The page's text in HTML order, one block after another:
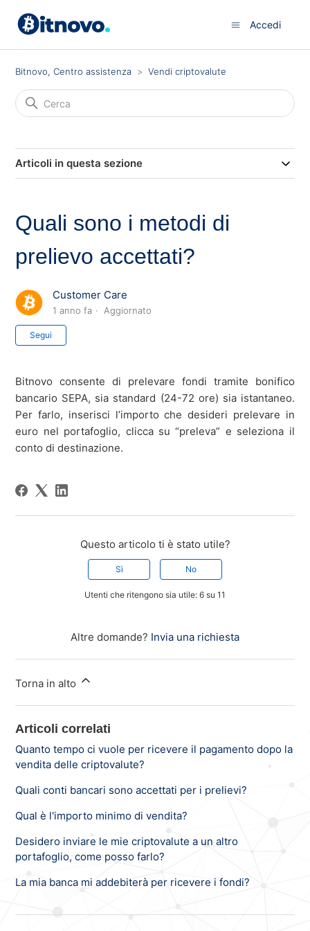
Accedi
Bitnovo, Centro assistenza Vendi criptovalute
Articoli in questa sezione
Quali sono i metodi di
prelievo accettati?
Customer Care
1 anno fa Aggiornato
Segui
Bitnovo consente di prelevare fondi tramite bonifico
bancario SEPA, sia standard (24-72 ore) sia istantaneo.
Per farlo, inserisci l’importo che desideri prelevare in
euro nel portafoglio, clicca su “preleva” e seleziona il
conto di destinazione.
Questo articolo ti è stato utile?
Sì No
Utenti che ritengono sia utile: 6 su 11
Altre domande? Invia una richiesta
Torna in alto
Articoli correlati
Quanto tempo ci vuole per ricevere il pagamento dopo la
vendita delle criptovalute?
Quali conti bancari sono accettati per i prelievi?
Qual è l'importo minimo di vendita?
Desidero inviare le mie criptovalute a un altro
portafoglio, come posso farlo?
La mia banca mi addebiterà per ricevere i fondi?